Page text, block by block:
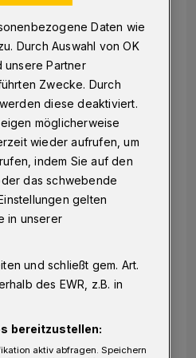
Daten wie
Durch Auswahl von OK
unsere Partner
Zwecke. Durch
diese deaktiviert.
möglicherweise
wieder aufrufen, um
indem Sie auf den
das schwebende
gelten
in unserer
und schließt gem. Art.
des EWR, z.B. in
bereitzustellen:
aktiv abfragen. Speichern